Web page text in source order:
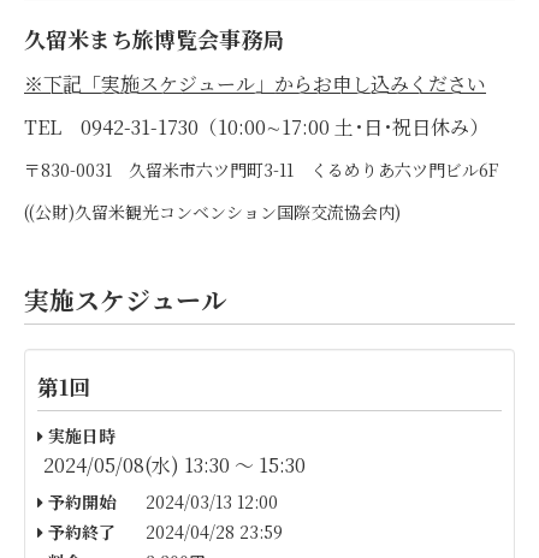
久留米まち旅博覧会事務局
※下記「実施スケジュール」からお申し込みください
TEL 0942-31-1730（10:00∼17:00 土･日･祝日休み）
〒830-0031 久留米市六ツ門町3-11 くるめりあ六ツ門ビル6F
((公財)久留米観光コンベンション国際交流協会内)
実施スケジュール
第1回
実施日時
2024/05/08(水) 13:30 〜 15:30
予約開始
2024/03/13 12:00
予約終了
2024/04/28 23:59